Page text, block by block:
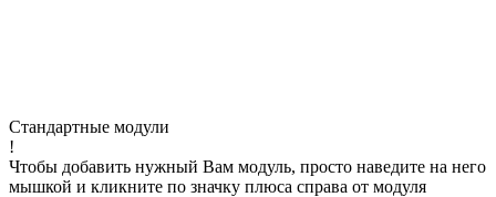
Стандартные модули
!
Чтобы добавить нужный Вам модуль, просто наведите на него
мышкой и кликните по значку плюса справа от модуля